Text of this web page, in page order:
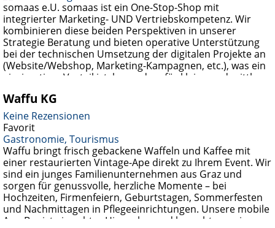
somaas e.U. somaas ist ein One-Stop-Shop mit
integrierter Marketing- UND Vertriebskompetenz. Wir
kombinieren diese beiden Perspektiven in unserer
Strategie Beratung und bieten operative Unterstützung
bei der technischen Umsetzung der digitalen Projekte an
(Website/Webshop, Marketing-Kampagnen, etc.), was ein
einzigartiger Vorteil ist, besonders für kleine und mittlere
Leistungsspektrums stehen im Fokus die Workshops –
‚Customer Journey &
Waffu KG
Keine Rezensionen
Favorit
Gastronomie, Tourismus
Waffu bringt frisch gebackene Waffeln und Kaffee mit
einer restaurierten Vintage-Ape direkt zu Ihrem Event. Wir
sind ein junges Familienunternehmen aus Graz und
sorgen für genussvolle, herzliche Momente – bei
Hochzeiten, Firmenfeiern, Geburtstagen, Sommerfesten
und Nachmittagen in Pflegeeinrichtungen. Unsere mobile
Ape-Bar ist ein echter Hingucker und braucht nur einen